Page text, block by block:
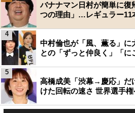
バナナマン日村が簡単に復
つの理由」…レギュラー11
中村倫也が「風、薫る」
との「ずっと仲良く」「に
4
高橋成美「渋幕→慶応」だ
けた回転の速さ 世界選手
5